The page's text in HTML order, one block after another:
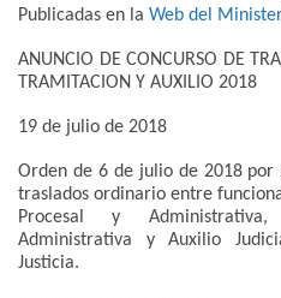
Publicadas en la Web del
ANUNCIO DE CONCURSO DE
TRAMITACION Y AUXILIO 2018
19 de julio de 2018
Orden de 6 de julio de 2018 por
traslados ordinario entre
Procesal y
Administrativa y Auxilio
Justicia.